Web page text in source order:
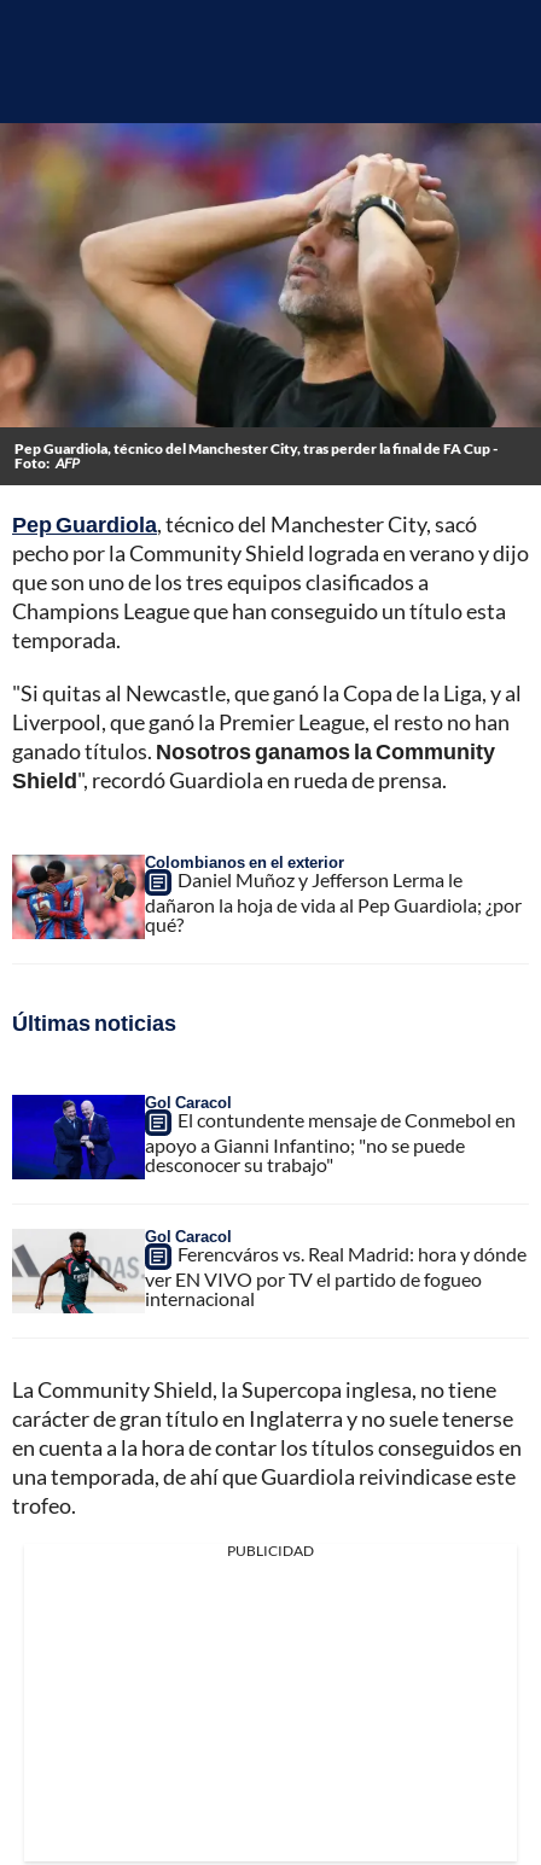
Pep Guardiola, técnico del Manchester City, tras perder la final de FA Cup -
Foto: AFP
Pep Guardiola, técnico del Manchester City, sacó
pecho por la Community Shield lograda en verano y dijo
que son uno de los tres equipos clasificados a
Champions League que han conseguido un título esta
temporada.
"Si quitas al Newcastle, que ganó la Copa de la Liga, y al
Liverpool, que ganó la Premier League, el resto no han
ganado títulos. Nosotros ganamos la Community
Shield", recordó Guardiola en rueda de prensa.
Colombianos en el exterior
Daniel Muñoz y Jefferson Lerma le
dañaron la hoja de vida al Pep Guardiola; ¿por
qué?
Últimas noticias
Gol Caracol
El contundente mensaje de Conmebol en
apoyo a Gianni Infantino; "no se puede
desconocer su trabajo"
Gol Caracol
Ferencváros vs. Real Madrid: hora y dónde
ver EN VIVO por TV el partido de fogueo
internacional
La Community Shield, la Supercopa inglesa, no tiene
carácter de gran título en Inglaterra y no suele tenerse
en cuenta a la hora de contar los títulos conseguidos en
una temporada, de ahí que Guardiola reivindicase este
trofeo.
PUBLICIDAD